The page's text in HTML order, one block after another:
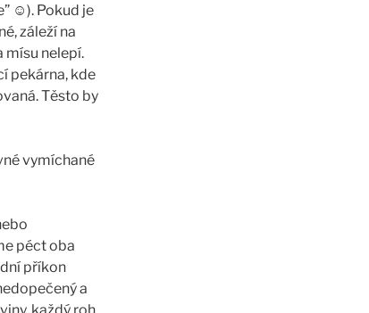
☺). Pokud je
záleží na
mísu nelepí.
pekárna, kde
Těsto by
vymíchané
péct oba
příkon
a